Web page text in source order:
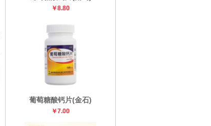
￥8.80
葡萄糖酸钙片(金石)
￥7.00